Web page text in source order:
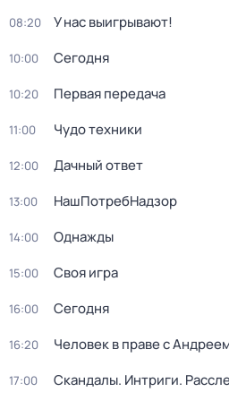
08:20 У нас выигрывают!
10:00 Сегодня
10:20 Первая передача
11:00 Чудо техники
12:00 Дачный ответ
13:00 НашПотребНадзор
14:00 Однажды
15:00 Своя игра
16:00 Сегодня
16:20 Человек в праве с
17:00 Скандалы. Интриги.